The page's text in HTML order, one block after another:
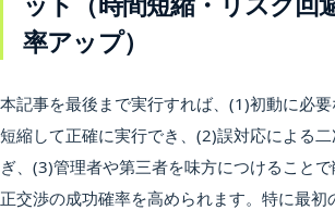
率アップ）
本記事を最後まで実行すれば、(1)初動に必
短縮して正確に実行でき、(2)誤対応による
ぎ、(3)管理者や第三者を味方につけること
正交渉の成功確率を高められます。特に最初